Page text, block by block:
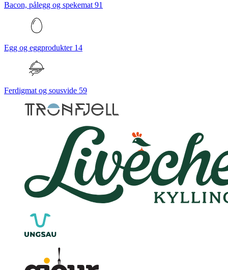
Bacon, pålegg og spekemat 91
Egg og eggprodukter 14
Ferdigmat og sousvide 59